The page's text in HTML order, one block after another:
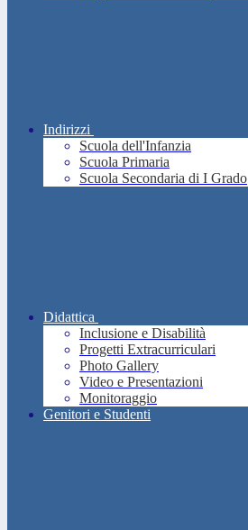
Indirizzi
Scuola dell'Infanzia
Scuola Primaria
Scuola Secondaria di I Grado
Didattica
Inclusione e Disabilità
Progetti Extracurriculari
Photo Gallery
Video e Presentazioni
Monitoraggio
Genitori e Studenti